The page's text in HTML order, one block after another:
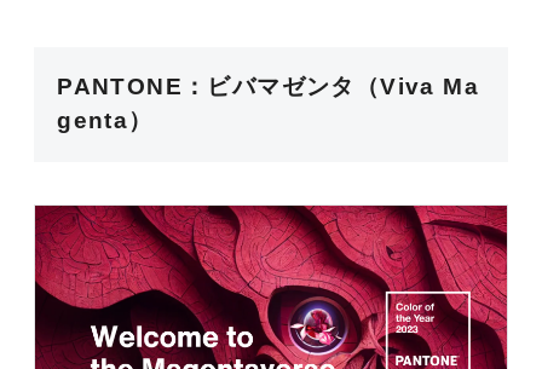
PANTONE：ビバマゼンタ（Viva Ma
genta）